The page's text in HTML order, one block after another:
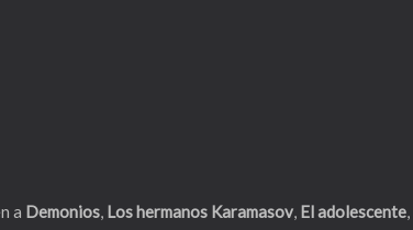
a Demonios, Los hermanos Karamasov, El adolescente,